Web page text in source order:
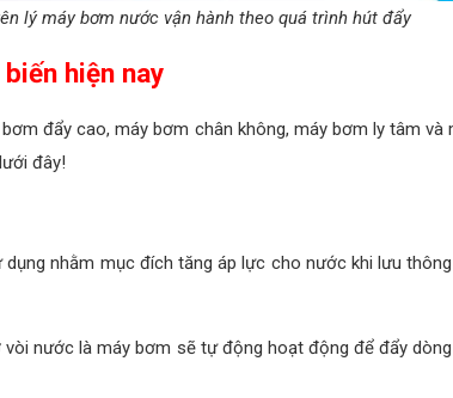
lý máy bơm nước vận hành theo quá trình hút đẩy
hiện nay
đẩy cao, máy bơm chân không, máy bơm ly tâm
đây!
nhằm mục đích tăng áp lực cho nước khi lưu
nước là máy bơm sẽ tự động hoạt động để đẩy